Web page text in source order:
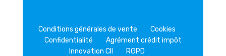
Conditions générales de vente
Cookies
Confidentialité
Agrément crédit impôt
Innovation CII
RGPD